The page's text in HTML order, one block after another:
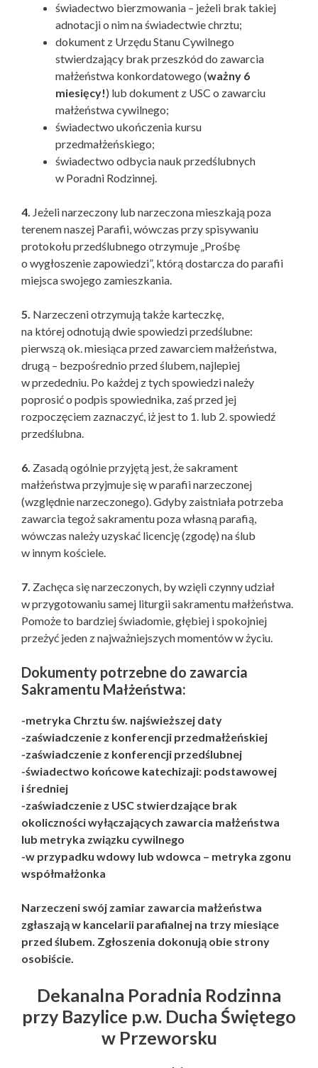
świadectwo bierzmowania – jeżeli brak takiej
adnotacji o nim na świadectwie chrztu;
dokument z Urzędu Stanu Cywilnego
stwierdzający brak przeszkód do zawarcia
małżeństwa konkordatowego (ważny 6
miesięcy!) lub dokument z USC o zawarciu
małżeństwa cywilnego;
świadectwo ukończenia kursu
przedmałżeńskiego;
świadectwo odbycia nauk przedślubnych
w Poradni Rodzinnej.
4. Jeżeli narzeczony lub narzeczona mieszkają poza
terenem naszej Parafii, wówczas przy spisywaniu
protokołu przedślubnego otrzymuje „Prośbę
o wygłoszenie zapowiedzi”, którą dostarcza do parafii
miejsca swojego zamieszkania.
5. Narzeczeni otrzymują także karteczkę,
na której odnotują dwie spowiedzi przedślubne:
pierwszą ok. miesiąca przed zawarciem małżeństwa,
drugą – bezpośrednio przed ślubem, najlepiej
w przededniu. Po każdej z tych spowiedzi należy
poprosić o podpis spowiednika, zaś przed jej
rozpoczęciem zaznaczyć, iż jest to 1. lub 2. spowiedź
przedślubna.
6. Zasadą ogólnie przyjętą jest, że sakrament
małżeństwa przyjmuje się w parafii narzeczonej
(względnie narzeczonego). Gdyby zaistniała potrzeba
zawarcia tegoż sakramentu poza własną parafią,
wówczas należy uzyskać licencję (zgodę) na ślub
w innym kościele.
7. Zachęca się narzeczonych, by wzięli czynny udział
w przygotowaniu samej liturgii sakramentu małżeństwa.
Pomoże to bardziej świadomie, głębiej i spokojniej
przeżyć jeden z najważniejszych momentów w życiu.
Dokumenty potrzebne do zawarcia
Sakramentu Małżeństwa:
-metryka Chrztu św. najświeższej daty
-zaświadczenie z konferencji przedmałżeńskiej
-zaświadczenie z konferencji przedślubnej
-świadectwo końcowe katechizaji: podstawowej
i średniej
-zaświadczenie z USC stwierdzające brak
okoliczności wyłączających zawarcia małżeństwa
lub metryka związku cywilnego
-w przypadku wdowy lub wdowca – metryka zgonu
współmałżonka
Narzeczeni swój zamiar zawarcia małżeństwa
zgłaszają w kancelarii parafialnej na trzy miesiące
przed ślubem. Zgłoszenia dokonują obie strony
osobiście.
Dekanalna Poradnia Rodzinna
przy Bazylice p.w. Ducha Świętego
w Przeworsku